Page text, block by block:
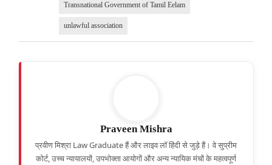
Transnational Government of Tamil Eelam
unlawful association
Praveen Mishra
प्रवीण मिश्रा Law Graduate हैं और लाइव लॉ हिंदी से जुड़े हैं। वे सुप्रीम
कोर्ट, उच्च न्यायालयों, उपभोक्ता आयोगों और अन्य न्यायिक मंचों के महत्वपूर्ण